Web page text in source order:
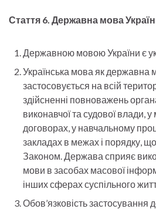
Стаття 6. Державна мова
Державною мовою України є
Українська мова як державна
застосовується на всій
здійсненні повноважень
виконавчої та судової влади,
договорах, у навчальному
закладах в межах і порядку,
Законом. Держава сприяє
мови в засобах масової
інших сферах суспільного
Обов’язковість застосування